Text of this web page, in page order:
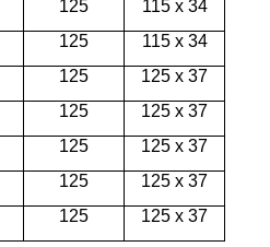
125
115 х 34
125
115 х 34
125
125 х 37
125
125 х 37
125
125 х 37
125
125 х 37
125 125 х 37